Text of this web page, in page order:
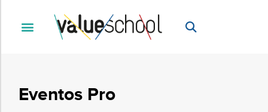
Eventos Pro
Filtros